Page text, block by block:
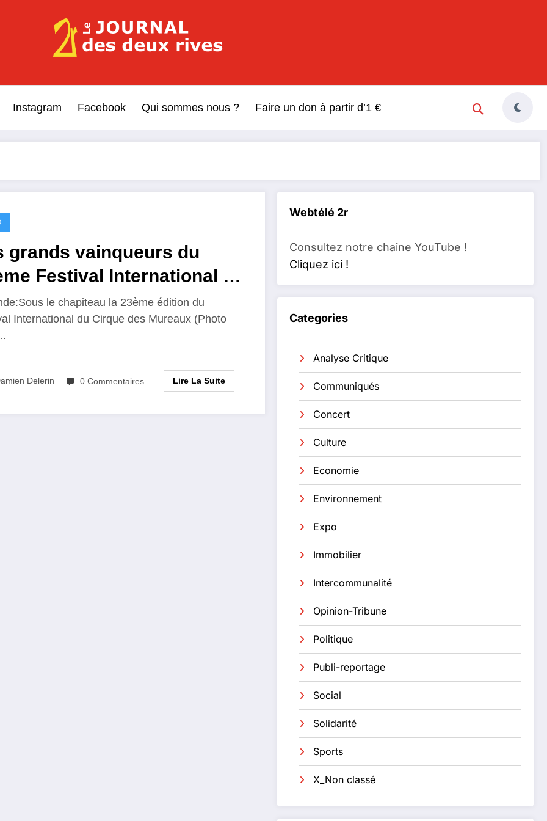
Le Journal des Deux Rives
Instagram Facebook Qui sommes nous ? Faire un don à partir d’1 €
grands vainqueurs du
Festival International du
des Mureaux : le Duo
le chapiteau la 23ème édition du
International du Cirque des Mureaux (Photo
Delerin 0 Commentaires Lire La Suite
Webtélé 2r
Consultez notre chaine YouTube !
Cliquez ici !
Categories
Analyse Critique
Communiqués
Concert
Culture
Economie
Environnement
Expo
Immobilier
Intercommunalité
Opinion-Tribune
Politique
Publi-reportage
Social
Solidarité
Sports
X_Non classé